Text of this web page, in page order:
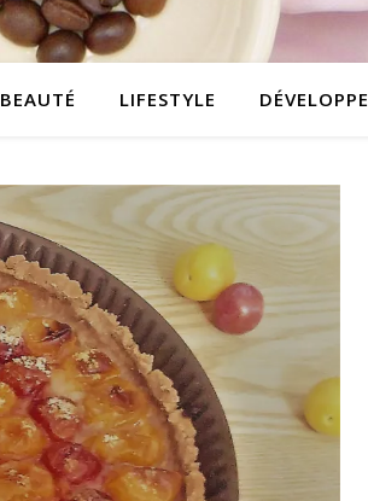
BEAUTÉ LIFESTYLE